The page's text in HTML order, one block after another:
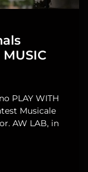
PLAY WITH
Musicale
AW LAB, in